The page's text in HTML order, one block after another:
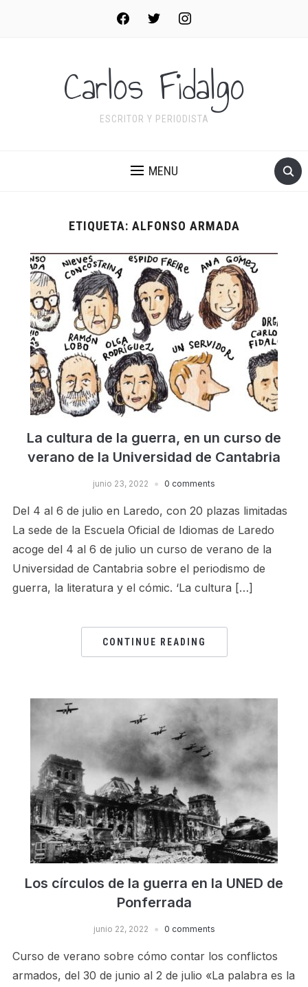
facebooktwitter instagram
Carlos Fidalgo
ESCRITOR Y PERIODISTA
MENU
ETIQUETA: ALFONSO ARMADA
La cultura de la guerra, en un curso de
verano de la Universidad de Cantabria
junio 23, 2022 0 comments
Del 4 al 6 de julio en Laredo, con 20 plazas limitadas
La sede de la Escuela Oficial de Idiomas de Laredo
acoge del 4 al 6 de julio un curso de verano de la
Universidad de Cantabria sobre el periodismo de
guerra, la literatura y el cómic. ‘La cultura […]
CONTINUE READING
Los círculos de la guerra en la UNED de
Ponferrada
junio 22, 2022 0 comments
Curso de verano sobre cómo contar los conflictos
armados, del 30 de junio al 2 de julio «La palabra es la